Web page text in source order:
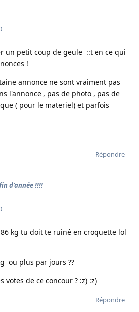
un petit coup de geule ::t en ce qui
!
annonce ne sont vraiment pas
l'annonce , pas de photo , pas de
( pour le materiel) et parfois
Répondre
d'année !!!!
kg tu doit te ruiné en croquette lol
ou plus par jours ??
votes de ce concour ? :z) :z)
Répondre